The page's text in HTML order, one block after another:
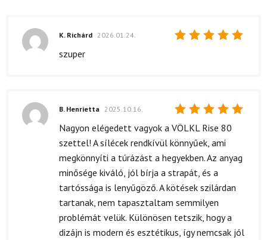
K. Richárd 2026.01.24.
szuper
Értékelés:
B. Henrietta 2025.10.16.
Nagyon elégedett vagyok a VÖLKL Rise 80
szettel! A sílécek rendkívül könnyűek, ami
megkönnyíti a túrázást a hegyekben. Az anyag
minősége kiváló, jól bírja a strapát, és a
tartóssága is lenyűgöző. A kötések szilárdan
tartanak, nem tapasztaltam semmilyen
problémát velük. Különösen tetszik, hogy a
dizájn is modern és esztétikus, így nemcsak jól